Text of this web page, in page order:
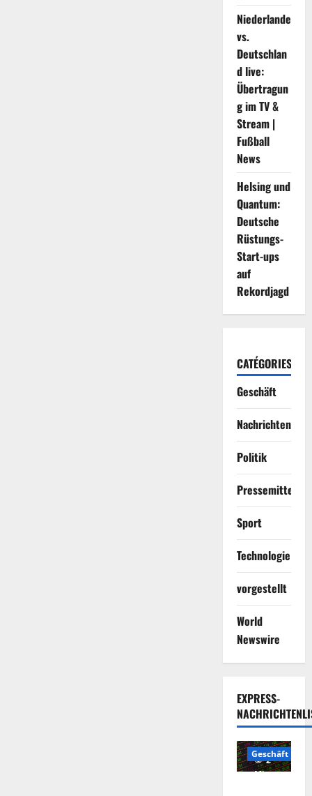
Niederlande
vs.
Deutschlan
d live:
Übertragun
g im TV &
Stream |
Fußball
News
Helsing und
Quantum:
Deutsche
Rüstungs-
Start-ups
auf
Rekordjagd
CATÉGORIES
Geschäft
Nachrichten
Politik
Sport
Technologie
vorgestellt
World
Newswire
EXPRESS-
2
Minuten
Geschäft